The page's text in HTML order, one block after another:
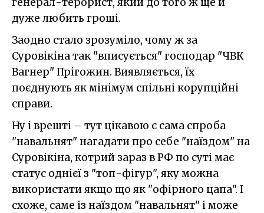
дуже любить гроші.
Заодно стало зрозуміло, чому ж за
Суровікіна так "вписується" господар "ЧВК
Вагнер" Прігожин. Виявляється, їх
поєднують як мінімум спільні корупційні
справи.
Ну і врешті – тут цікавою є сама спроба
"навальнят" нагадати про себе "наїздом" на
Суровікіна, котрий зараз в РФ по суті має
статус однієї з "топ-фігур", яку можна
використати якщо що як "офірного цапа". І
схоже, саме із наїздом "навальнят" і може